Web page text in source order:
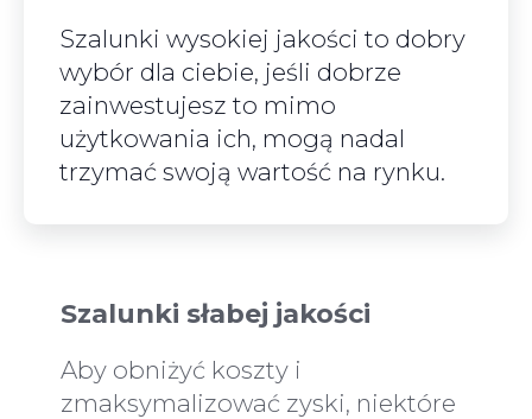
Szalunki wysokiej jakości to dobry
wybór dla ciebie, jeśli dobrze
zainwestujesz to mimo
użytkowania ich, mogą nadal
trzymać swoją wartość na rynku.
Szalunki słabej jakości
Aby obniżyć koszty i
zmaksymalizować zyski, niektóre